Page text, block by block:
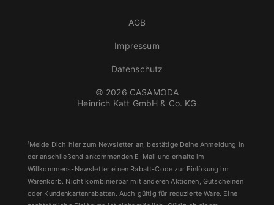
© 2026 CASAMODA
Heinrich Katt GmbH & Co. KG
AGB
Impressum
Datenschutz
¹Melde Dich hier zum Newsletter an, bestätige Deine Anmeldung in
der anschließend ankommenden E-Mail und erhalte im
Willkommens-Newsletter einen Rabatt-Code zur Einlösung im
Warenkorb. Nicht kombinierbar mit anderen Aktionen, Gutscheinen
oder Kundenkartenrabatten. Auch gültig für reduzierte Ware. Eine